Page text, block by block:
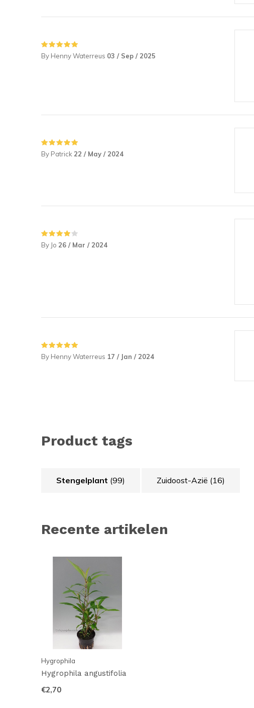
By Henny Waterreus 03 / Sep / 2025
By Patrick 22 / May / 2024
By Jo 26 / Mar / 2024
By Henny Waterreus 17 / Jan / 2024
Product tags
Stengelplant (99) Zuidoost-Azië (16)
Recente artikelen
Hygrophila
Hygrophila angustifolia
€2,70